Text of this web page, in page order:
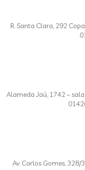
R. Santa Clara, 292
Alameda Jaú, 1742 –
Av. Carlos Gomes, 328/